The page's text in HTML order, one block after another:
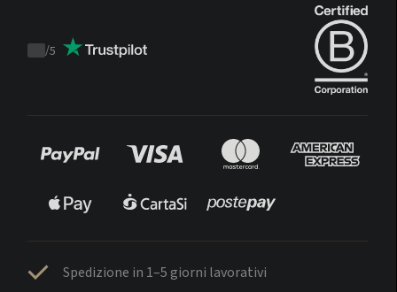
Trustpilot
/5
Spedizione in 1–5 giorni lavorativi